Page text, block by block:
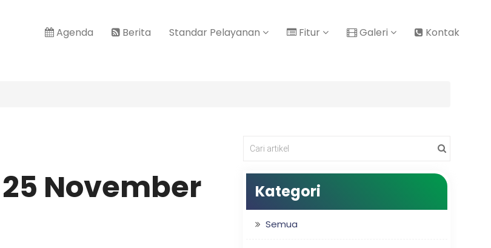
Agenda Berita Standar Pelayanan Fitur Galeri Kontak
November
Kategori
Semua